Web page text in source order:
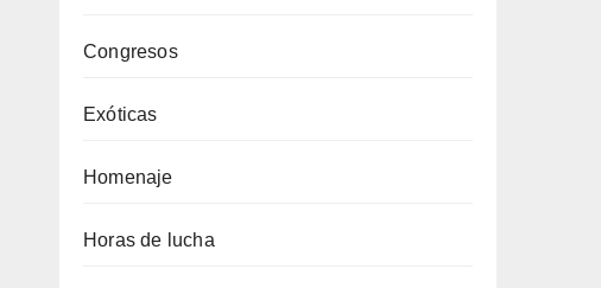
Congresos
Exóticas
Homenaje
Horas de lucha